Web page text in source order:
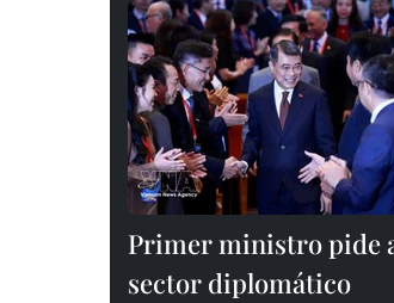
Primer ministro pide
sector diplomático